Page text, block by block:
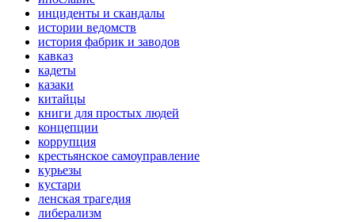
инциденты и скандалы
истории ведомств
история фабрик и заводов
кавказ
кадеты
казаки
китайцы
книги для простых людей
концепции
коррупция
крестьянское самоуправление
курьезы
кустари
ленская трагедия
либерализм